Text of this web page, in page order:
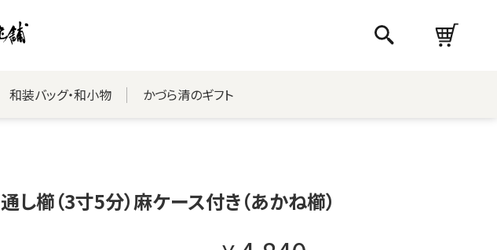
和装バッグ・和小物 かづら清のギフト
通し櫛（3寸5分）麻ケース付き（あかね櫛）